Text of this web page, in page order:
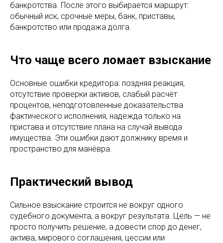
банкротства. После этого выбирается маршрут:
обычный иск, срочные меры, банк, приставы,
банкротство или продажа долга.
Что чаще всего ломает взыскание
Основные ошибки кредитора: поздняя реакция,
отсутствие проверки активов, слабый расчёт
процентов, неподготовленные доказательства
фактического исполнения, надежда только на
пристава и отсутствие плана на случай вывода
имущества. Эти ошибки дают должнику время и
пространство для манёвра.
Практический вывод
Сильное взыскание строится не вокруг одного
судебного документа, а вокруг результата. Цель — не
просто получить решение, а довести спор до денег,
актива, мирового соглашения, цессии или